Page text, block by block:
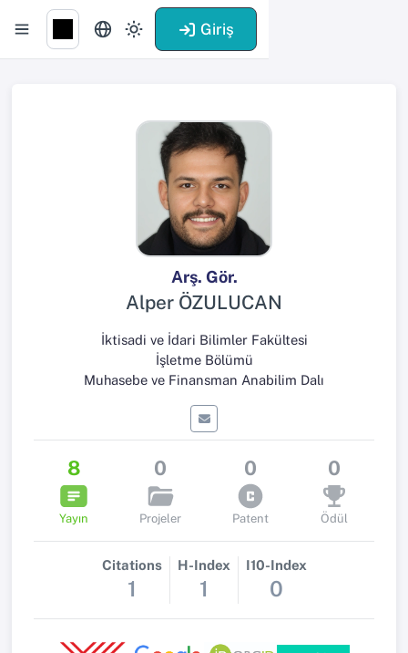
Giriş
Arş. Gör.
Alper ÖZULUCAN
İktisadi ve İdari Bilimler Fakültesi
İşletme Bölümü
Muhasebe ve Finansman Anabilim Dalı
8
Yayın
0
Projeler
0
Patent
0
Ödül
Citations
1
H-Index
1
I10-Index
0